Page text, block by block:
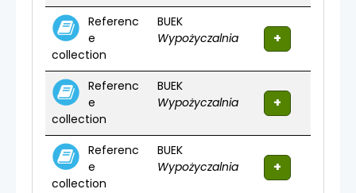
Referenc
e
collection
BUEK
Wypożyczalnia
Referenc
e
collection
BUEK
Wypożyczalnia
Referenc
e
collection
BUEK
Wypożyczalnia